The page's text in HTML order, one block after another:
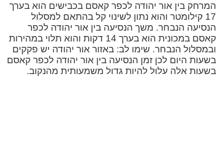
המרחק בין אור יהודה לכפר קאסם בכבישים הוא בערך
17 קילומטר והוא נתון לשינוי קל בהתאם למסלול
הנסיעה הנבחר. משך הנסיעה בין אור יהודה לכפר
קאסם במכונית הוא בערך 14 דקות והוא תלוי במהירות
ובמסלול הנבחר. שימו לב: באזור אור יהודה יש פקקים
בשעות היום לכן זמן הנסיעה בין אור יהודה לכפר קאסם
בשעות אלה עלול להיות גדול משמעותית מהנקוב.